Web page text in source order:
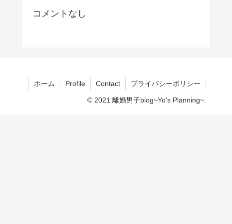
コメントなし
ホーム Profile Contact プライバシーポリシー
© 2021 離婚男子blog~Yo's Planning~.